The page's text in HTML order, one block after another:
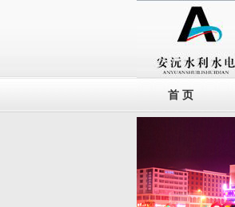
首 页